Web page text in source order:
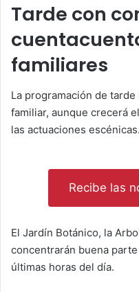
Tarde con
familiares
La programación de
familiar, aunque crecerá
las actuaciones escénicas.
Recibe las
El Jardín Botánico, la
concentrarán buena
últimas horas del día.